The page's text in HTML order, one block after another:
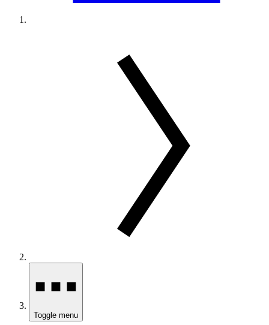
Toggle menu